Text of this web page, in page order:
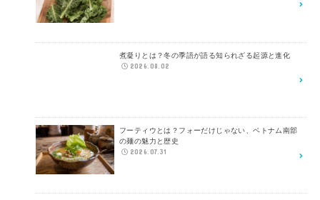
煮凝りとは？冬の季語が語る知られざる起源と進化
2026.08.02
フーティウとは？フォーだけじゃない、ベトナム南部
の麺の魅力と歴史
2026.07.31